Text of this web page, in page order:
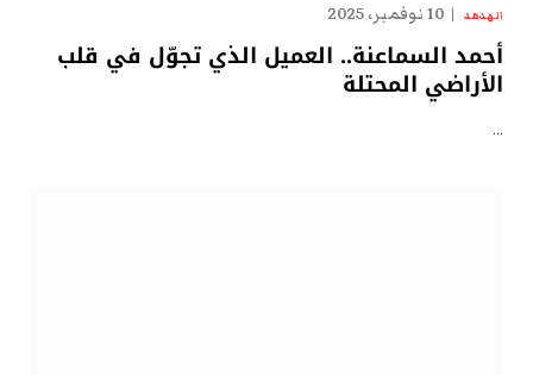
الهدهد 10 نوفمبر، 2025
أحمد السماعنة.. العميل الذي تجوّل في قلب
الأراضي المحتلة
…